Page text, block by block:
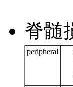
脊髄
peripheral